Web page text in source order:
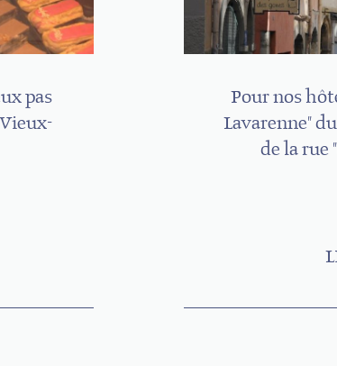
pas
Pour nos
Lavarenne"
de la rue